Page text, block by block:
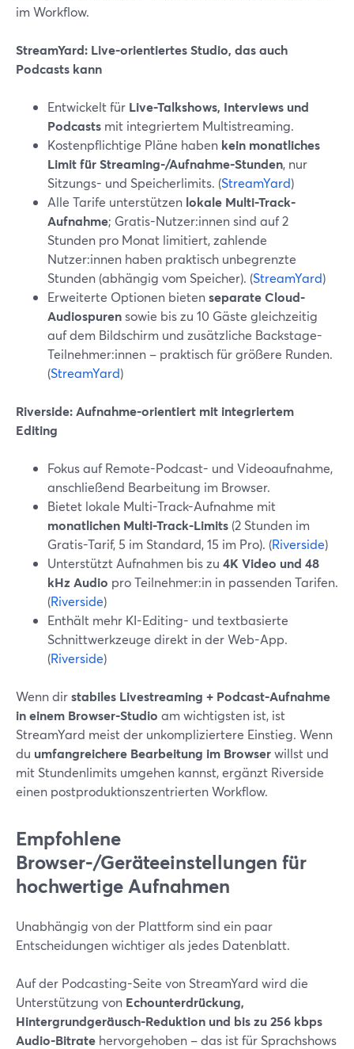
im Workflow.
StreamYard: Live-orientiertes Studio, das auch
Podcasts kann
Entwickelt für Live-Talkshows, Interviews und
Podcasts mit integriertem Multistreaming.
Kostenpflichtige Pläne haben kein monatliches
Limit für Streaming-/Aufnahme-Stunden, nur
Sitzungs- und Speicherlimits. (StreamYard)
Alle Tarife unterstützen lokale Multi-Track-
Aufnahme; Gratis-Nutzer:innen sind auf 2
Stunden pro Monat limitiert, zahlende
Nutzer:innen haben praktisch unbegrenzte
Stunden (abhängig vom Speicher). (StreamYard)
Erweiterte Optionen bietenseparate Cloud-
Audiospurensowie bis zu 10 Gäste gleichzeitig
auf dem Bildschirm und zusätzliche Backstage-
Teilnehmer:innen – praktisch für größere Runden.
(StreamYard)
Riverside: Aufnahme-orientiert mit integriertem
Editing
Fokus auf Remote-Podcast- und Videoaufnahme,
anschließend Bearbeitung im Browser.
Bietet lokale Multi-Track-Aufnahme mit
monatlichen Multi-Track-Limits (2 Stunden im
Gratis-Tarif, 5 im Standard, 15 im Pro). (Riverside)
Unterstützt Aufnahmen bis zu 4K Video und 48
kHz Audio pro Teilnehmer:in in passenden Tarifen.
(Riverside)
Enthält mehr KI-Editing- und textbasierte
Schnittwerkzeuge direkt in der Web-App.
(Riverside)
Wenn dirstabiles Livestreaming + Podcast-Aufnahme
in einem Browser-Studio am wichtigsten ist, ist
StreamYard meist der unkompliziertere Einstieg. Wenn
du umfangreichere Bearbeitung im Browserwillst und
mit Stundenlimits umgehen kannst, ergänzt Riverside
einen postproduktionszentrierten Workflow.
Empfohlene
Browser-/Geräteeinstellungen für
hochwertige Aufnahmen
Unabhängig von der Plattform sind ein paar
Entscheidungen wichtiger als jedes Datenblatt.
Auf der Podcasting-Seite von StreamYard wird die
Unterstützung von Echounterdrückung,
Hintergrundgeräusch-Reduktion und bis zu 256 kbps
Audio-Bitrate hervorgehoben – das ist für Sprachshows